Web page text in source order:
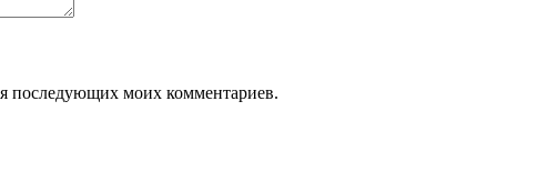
последующих моих комментариев.